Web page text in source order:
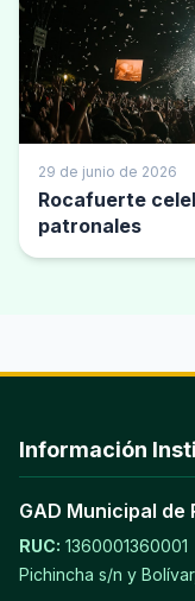
29 de junio de 2026
Rocafuerte
patronales
Información
GAD Municipal de
RUC: 1360001360001
Pichincha s/n y